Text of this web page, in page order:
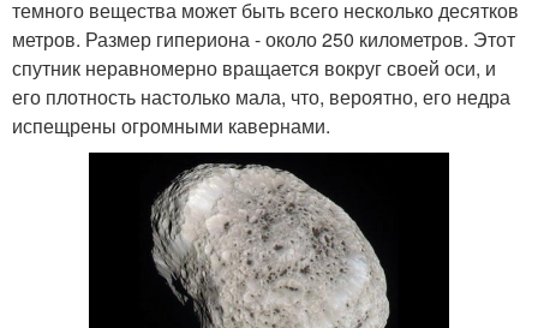
темного вещества может быть всего несколько десятков
метров. Размер гипериона - около 250 километров. Этот
спутник неравномерно вращается вокруг своей оси, и
его плотность настолько мала, что, вероятно, его недра
испещрены огромными кавернами.